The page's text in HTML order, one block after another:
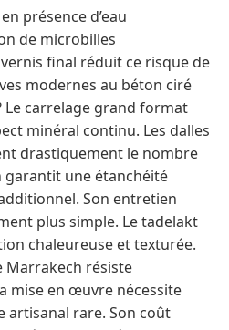
présence d’eau
de microbilles
final réduit ce risque de
modernes au béton ciré
Le carrelage grand format
minéral continu. Les dalles
drastiquement le nombre
garantit une étanchéité
Son entretien
plus simple. Le tadelakt
chaleureuse et texturée.
Marrakech résiste
mise en œuvre nécessite
artisanal rare. Son coût